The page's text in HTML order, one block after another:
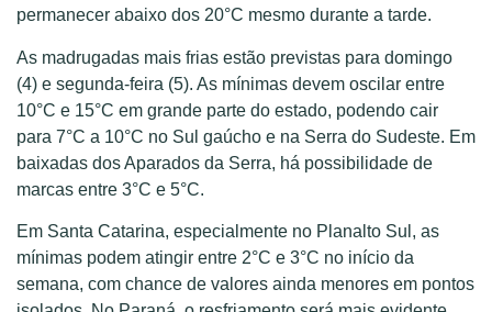
permanecer abaixo dos 20°C mesmo durante a tarde.
As madrugadas mais frias estão previstas para domingo
(4) e segunda-feira (5). As mínimas devem oscilar entre
10°C e 15°C em grande parte do estado, podendo cair
para 7°C a 10°C no Sul gaúcho e na Serra do Sudeste. Em
baixadas dos Aparados da Serra, há possibilidade de
marcas entre 3°C e 5°C.
Em Santa Catarina, especialmente no Planalto Sul, as
mínimas podem atingir entre 2°C e 3°C no início da
semana, com chance de valores ainda menores em pontos